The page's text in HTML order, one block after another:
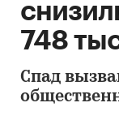
748
Спад